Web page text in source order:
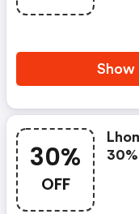
Show
30%
OFF